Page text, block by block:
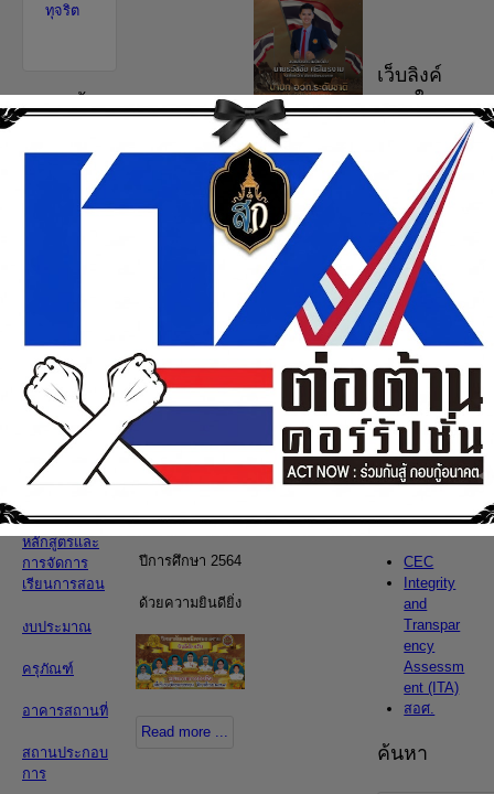
ทุจริต
ข้อมูลพื้น
ศึกษา
นำเสนอวิทยา
ข้อมูลทั่วไปของ
สถานศึกษา
บุคลากร
นักศึกษา-
หลักสูตรและ
การจัดการ
เรียนการสอน
งบประมาณ
ครุภัณฑ์
อาคารสถานที่
สถานประกอบ
การ
Read more ...
วิทยาลัยเทคนิค
หนองคาย
ขอต้อนรับ
พระราชทาน
ปีการศึกษา 2564
ด้วยความยินดียิ่ง
Read more ...
เว็บลิงค์
ภานใน
Learning
MIS
คู่มือการ
ใช้งาน
RMS
ระบบดูแล
ช่วยเหลือ
ผู้เรียน
รับสมัค
รนศ.ออน
ฝ่าย
เว็บลิงค์
อื่น
CEC
Integrity
and
Transpar
ency
Assessm
ent (ITA)
สอศ.
ค้นหา